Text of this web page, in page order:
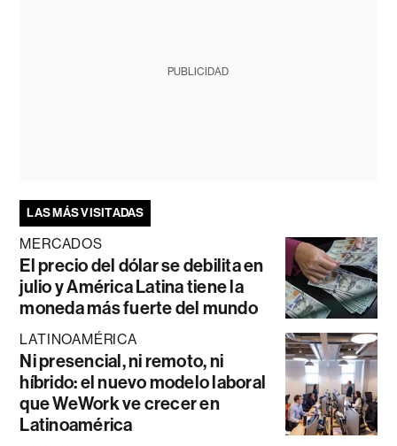
PUBLICIDAD
LAS MÁS VISITADAS
MERCADOS
El precio del dólar se debilita en
julio y América Latina tiene la
moneda más fuerte del mundo
LATINOAMÉRICA
Ni presencial, ni remoto, ni
híbrido: el nuevo modelo laboral
que WeWork ve crecer en
Latinoamérica